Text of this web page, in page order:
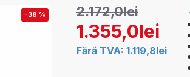
-38 %
1.355,0lei
2.172,0lei
Fără TVA: 1.119,8lei